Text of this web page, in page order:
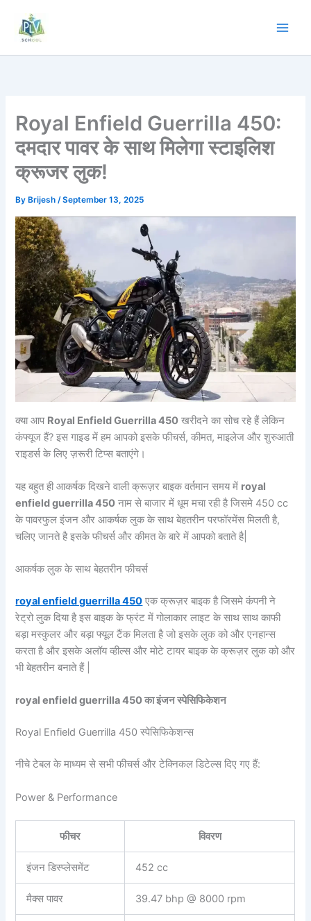
Royal Enfield Guerrilla 450:
दमदार पावर के साथ मिलेगा स्टाइलिश
क्रूजर लुक!
By Brijesh/September 13, 2025
क्या आप Royal Enfield Guerrilla 450 खरीदने का सोच रहे हैं लेकिन
कंफ्यूज हैं? इस गाइड में हम आपको इसके फीचर्स, कीमत, माइलेज और शुरुआती
राइडर्स के लिए ज़रूरी टिप्स बताएंगे।
यह बहुत ही आकर्षक दिखने वाली क्रूज़र बाइक वर्तमान समय में royal
enfield guerrilla 450 नाम से बाजार में धूम मचा रही है जिसमे 450 cc
के पावरफुल इंजन और आकर्षक लुक के साथ बेहतरीन परफॉरमेंस मिलती है,
चलिए जानते है इसके फीचर्स और कीमत के बारे में आपको बताते है|
आकर्षक लुक के साथ बेहतरीन फीचर्स
royal enfield guerrilla 450 एक क्रूज़र बाइक है जिसमे कंपनी ने
रेट्रो लुक दिया है इस बाइक के फ्रंट में गोलाकार लाइट के साथ साथ काफी
बड़ा मस्कुलर और बड़ा फ्यूल टैंक मिलता है जो इसके लुक को और एनहान्स
करता है और इसके अलॉय व्हील्स और मोटे टायर बाइक के क्रूज़र लुक को और
भी बेहतरीन बनाते हैं |
royal enfield guerrilla 450 का इंजन स्पेसिफिकेशन
Royal Enfield Guerrilla 450 स्पेसिफिकेशन्स
नीचे टेबल के माध्यम से सभी फीचर्स और टेक्निकल डिटेल्स दिए गए हैं:
Power & Performance
फीचर विवरण
इंजन डिस्प्लेसमेंट 452 cc
मैक्स पावर 39.47 bhp @ 8000 rpm